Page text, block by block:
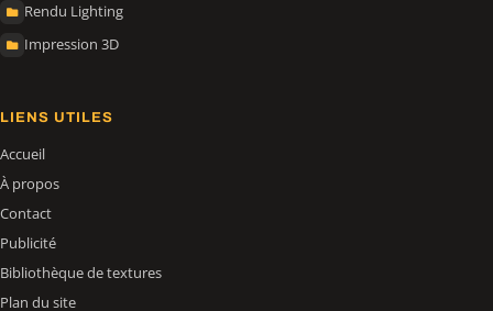
Rendu Lighting
Impression 3D
LIENS UTILES
Accueil
À propos
Contact
Publicité
Bibliothèque de textures
Plan du site